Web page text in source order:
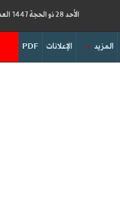
الأحد 28 ذو الحجة 1447 العدد 19288
PDF الإعلانات المزيد